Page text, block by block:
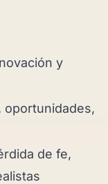
y
oportunidades,
de fe,